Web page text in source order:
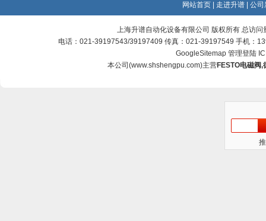
网站首页 走进升谱 公司
上海升谱自动化设备有限公司 版权所有 总访问
电话：021-39197543/39197409 传真：021-39197549 手机：
GoogleSitemap 管理登陆
本公司(www.shshengpu.com)主营FESTO电磁阀,